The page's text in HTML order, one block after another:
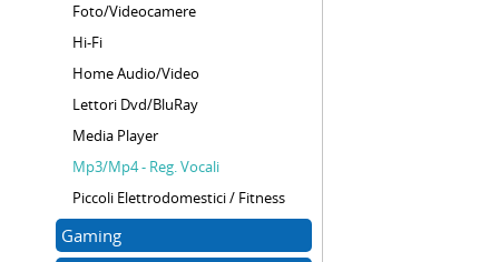
Foto/Videocamere
Hi-Fi
Home Audio/Video
Lettori Dvd/BluRay
Media Player
Mp3/Mp4 - Reg. Vocali
Piccoli Elettrodomestici / Fitness
Gaming